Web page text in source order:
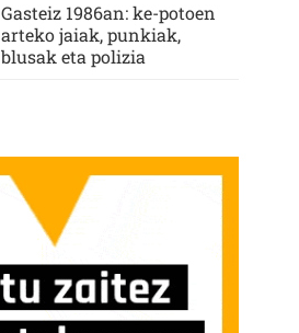
Gasteiz 1986an: ke-potoen
arteko jaiak, punkiak,
blusak eta polizia